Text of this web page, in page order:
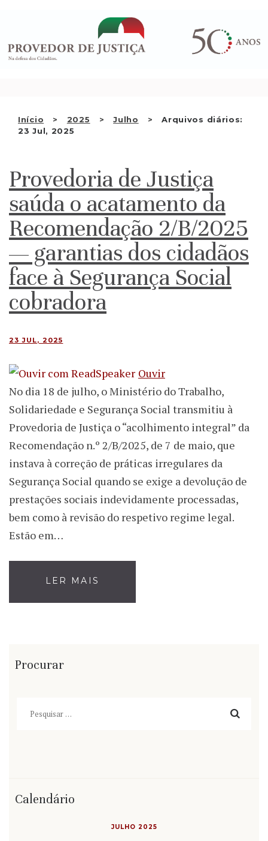
conteúdo
Início 2025 Julho
Arquivos diários:
23 Jul, 2025
QUEM SOMOS
ATIVIDADE
RELAÇÕES INTERNACIONAIS
PT
Provedoria de Justiça
saúda o acatamento da
Recomendação 2/B/2025
— garantias dos cidadãos
face à Segurança Social
cobradora
23 JUL, 2025
Ouvir
No dia 18 de julho, o Ministério do Trabalho,
Solidariedade e Segurança Social transmitiu à
Provedoria de Justiça o “acolhimento integral” da
Recomendação n.º 2/B/2025, de 7 de maio, que
instava à correção de práticas irregulares da
Segurança Social quando se exige a devolução de
prestações sociais indevidamente processadas,
bem como à revisão do respetivo regime legal.
Estão em…
LER MAIS
Procurar
Calendário
JULHO 2025